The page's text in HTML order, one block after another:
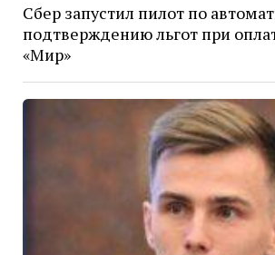
Сбер запустил пилот по
подтверждению льгот при
«Мир»